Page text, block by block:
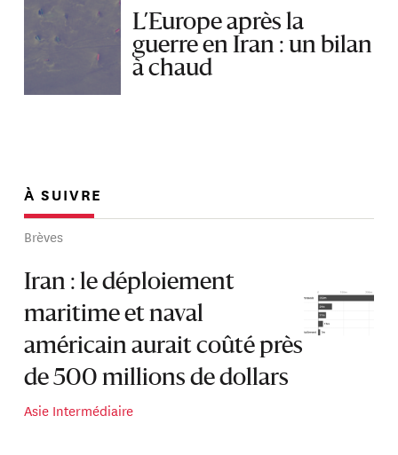
L’Europe après la
guerre en Iran : un bilan
à chaud
À SUIVRE
Brèves
Iran : le déploiement
maritime et naval
américain aurait coûté près
de 500 millions de dollars
Asie Intermédiaire